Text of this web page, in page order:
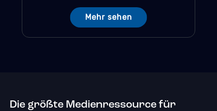
Mehr sehen
Die größte Medienressource für